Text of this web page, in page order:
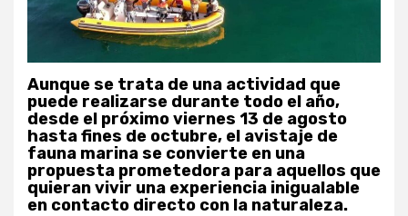
Aunque se trata de una actividad que
puede realizarse durante todo el año,
desde el próximo viernes 13 de agosto
hasta fines de octubre, el avistaje de
fauna marina se convierte en una
propuesta prometedora para aquellos que
quieran vivir una experiencia inigualable
en contacto directo con la naturaleza.